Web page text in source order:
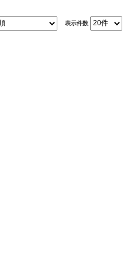
表示件数